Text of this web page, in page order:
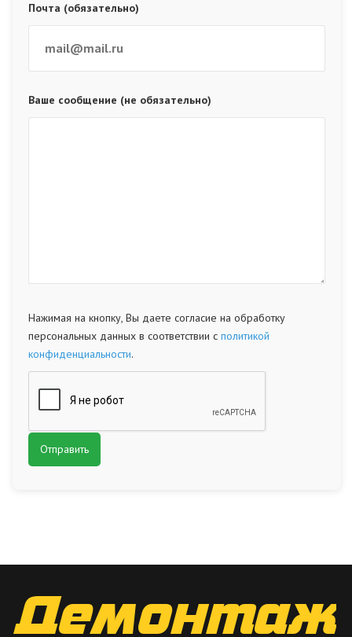
Почта (обязательно)
Ваше сообщение (не обязательно)
Нажимая на кнопку, Вы даете согласие на обработку
персональных данных в соответствии с политикой
конфиденциальности.